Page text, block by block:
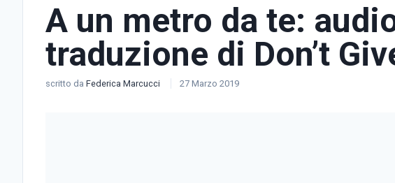
A un metro da te:
traduzione di Don’t
scritto da Federica Marcucci 27 Marzo 2019